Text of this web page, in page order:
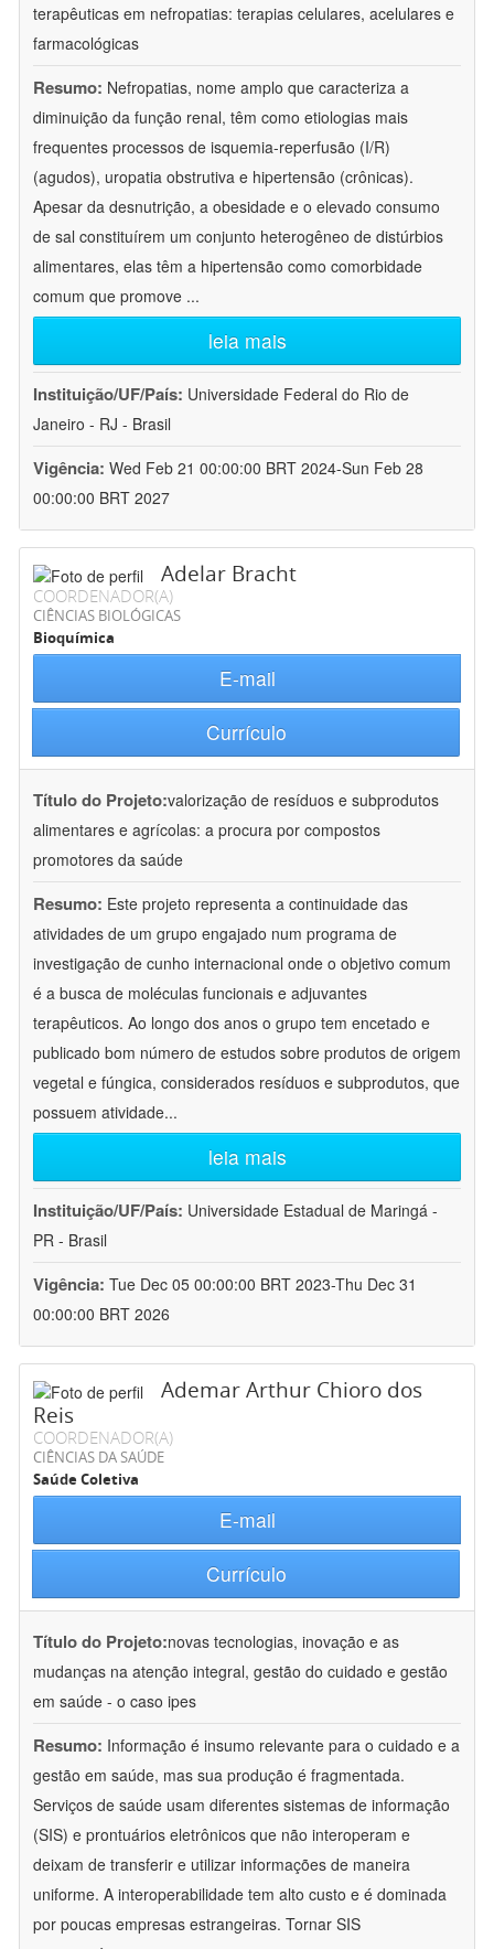
terapêuticas em nefropatias: terapias celulares, acelulares e
farmacológicas
Resumo: Nefropatias, nome amplo que caracteriza a
diminuição da função renal, têm como etiologias mais
frequentes processos de isquemia-reperfusão (I/R)
(agudos), uropatia obstrutiva e hipertensão (crônicas).
Apesar da desnutrição, a obesidade e o elevado consumo
de sal constituírem um conjunto heterogêneo de distúrbios
alimentares, elas têm a hipertensão como comorbidade
comum que promove ...
leia mais
Instituição/UF/País: Universidade Federal do Rio de
Janeiro - RJ - Brasil
Vigência: Wed Feb 21 00:00:00 BRT 2024-Sun Feb 28
00:00:00 BRT 2027
Adelar Bracht
COORDENADOR(A)
CIÊNCIAS BIOLÓGICAS
Bioquímica
E-mail
Currículo
Título do Projeto:valorização de resíduos e subprodutos
alimentares e agrícolas: a procura por compostos
promotores da saúde
Resumo: Este projeto representa a continuidade das
atividades de um grupo engajado num programa de
investigação de cunho internacional onde o objetivo comum
é a busca de moléculas funcionais e adjuvantes
terapêuticos. Ao longo dos anos o grupo tem encetado e
publicado bom número de estudos sobre produtos de origem
vegetal e fúngica, considerados resíduos e subprodutos, que
possuem atividade...
leia mais
Instituição/UF/País: Universidade Estadual de Maringá -
PR - Brasil
Vigência: Tue Dec 05 00:00:00 BRT 2023-Thu Dec 31
00:00:00 BRT 2026
Ademar Arthur Chioro dos
Reis
COORDENADOR(A)
CIÊNCIAS DA SAÚDE
Saúde Coletiva
E-mail
Currículo
Título do Projeto:novas tecnologias, inovação e as
mudanças na atenção integral, gestão do cuidado e gestão
em saúde - o caso ipes
Resumo: Informação é insumo relevante para o cuidado e a
gestão em saúde, mas sua produção é fragmentada.
Serviços de saúde usam diferentes sistemas de informação
(SIS) e prontuários eletrônicos que não interoperam e
deixam de transferir e utilizar informações de maneira
uniforme. A interoperabilidade tem alto custo e é dominada
por poucas empresas estrangeiras. Tornar SIS